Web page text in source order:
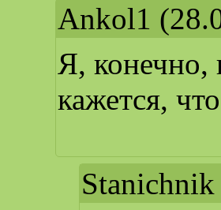
Ankol1
Я, конечно,
кажется,
Stanichnik